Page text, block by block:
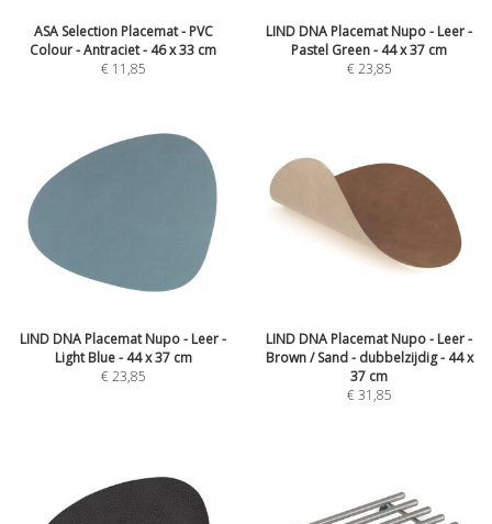
ASA Selection Placemat - PVC
Colour - Antraciet - 46 x 33 cm
€ 11,85
LIND DNA Placemat Nupo - Leer -
Pastel Green - 44 x 37 cm
€23,85
LIND DNA Placemat Nupo - Leer -
Light Blue - 44 x 37 cm
€23,85
LIND DNA Placemat Nupo - Leer -
Brown / Sand - dubbelzijdig - 44 x
37 cm
€31,85